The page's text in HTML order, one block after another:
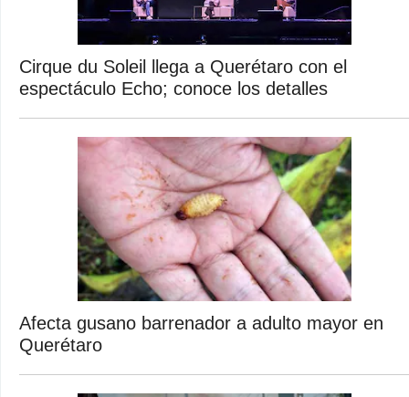
Cirque du Soleil llega a Querétaro con el
espectáculo Echo; conoce los detalles
Afecta gusano barrenador a adulto mayor en
Querétaro